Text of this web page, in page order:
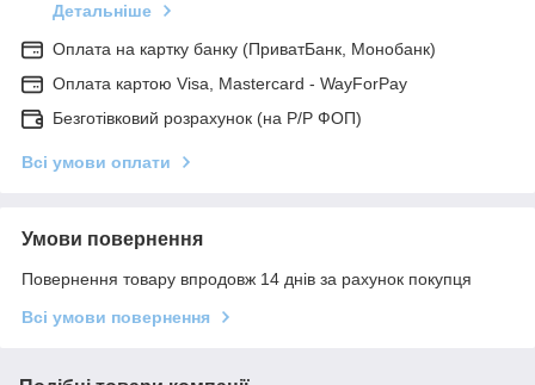
Детальніше
Оплата на картку банку (ПриватБанк, Монобанк)
Оплата картою Visa, Mastercard - WayForPay
Безготівковий розрахунок (на Р/Р ФОП)
Всі умови оплати
Умови повернення
Повернення товару впродовж 14 днів за рахунок покупця
Всі умови повернення